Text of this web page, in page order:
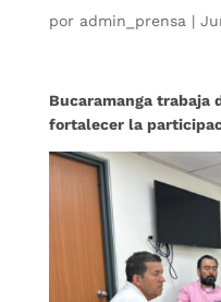
por admin_prensa |
Bucaramanga trabaja
fortalecer la